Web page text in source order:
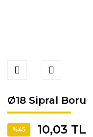
Ø18 Sipral Boru
%45 10,03 TL